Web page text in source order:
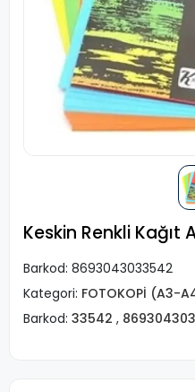
Keskin Renkli Kağıt
Barkod: 8693043033542
Kategori: FOTOKOPİ (A3-
Barkod: 33542 ,